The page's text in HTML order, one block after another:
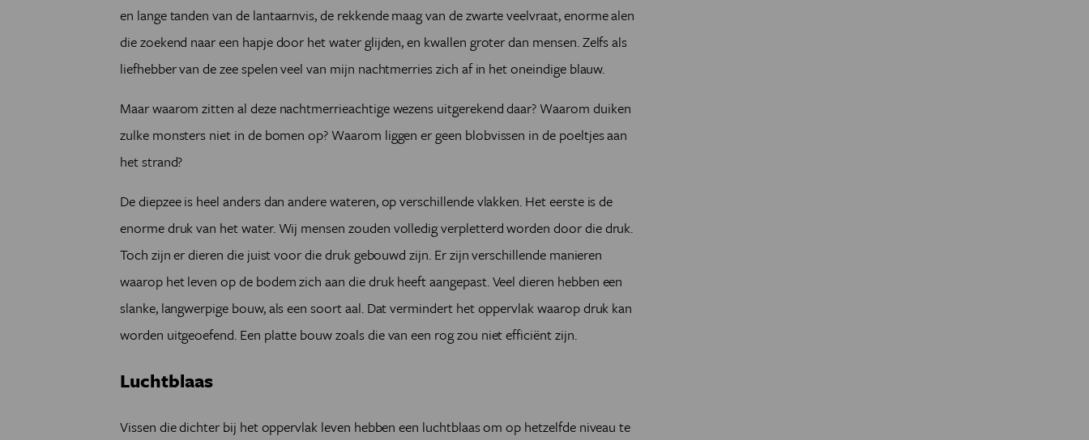
en lange tanden van de lantaarnvis, de rekkende maag van de zwarte veelvraat, enorme alen
die zoekend naar een hapje door het water glijden, en kwallen groter dan mensen. Zelfs als
liefhebber van de zee spelen veel van mijn nachtmerries zich af in het oneindige blauw.
Maar waarom zitten al deze nachtmerrieachtige wezens uitgerekend daar? Waarom duiken
zulke monsters niet in de bomen op? Waarom liggen er geen blobvissen in de poeltjes aan
het strand?
De diepzee is heel anders dan andere wateren, op verschillende vlakken. Het eerste is de
enorme druk van het water. Wij mensen zouden volledig verpletterd worden door die druk.
Toch zijn er dieren die juist voor die druk gebouwd zijn. Er zijn verschillende manieren
waarop het leven op de bodem zich aan die druk heeft aangepast. Veel dieren hebben een
slanke, langwerpige bouw, als een soort aal. Dat vermindert het oppervlak waarop druk kan
worden uitgeoefend. Een platte bouw zoals die van een rog zou niet efficiënt zijn.
Luchtblaas
Vissen die dichter bij het oppervlak leven hebben een luchtblaas om op hetzelfde niveau te